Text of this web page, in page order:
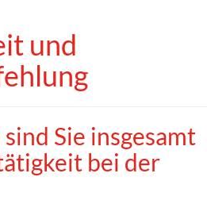
und
Sie insgesamt
bei der